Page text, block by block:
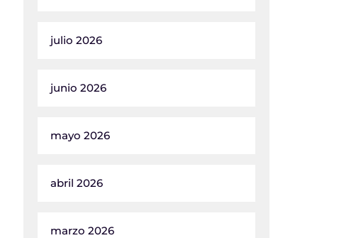
julio 2026
junio 2026
mayo 2026
abril 2026
marzo 2026